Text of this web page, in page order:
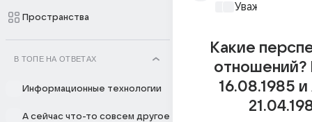
Пространства
В ТОПЕ НА ОТВЕТАХ
Информационные технологии
А сейчас что-то совсем другое
Уважаемый
Какие
отношений?
16.08.1985